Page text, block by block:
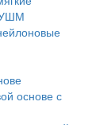
УШМ
основе с